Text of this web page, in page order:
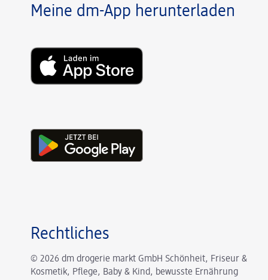
Meine dm-App herunterladen
Rechtliches
© 2026 dm drogerie markt GmbH Schönheit, Friseur &
Kosmetik, Pflege, Baby & Kind, bewusste Ernährung